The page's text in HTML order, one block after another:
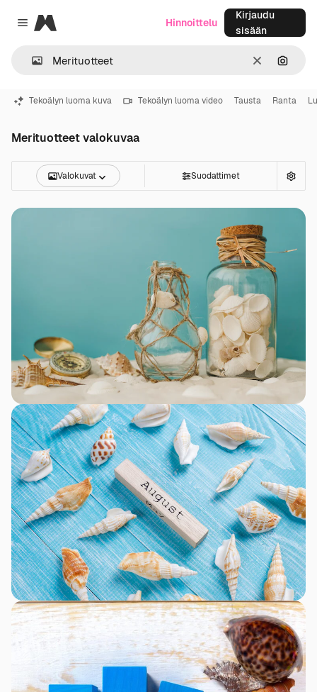
Close menu
Magnific
SelkeäHae
Hinnoittelu
Kirjaudu
sisään
Tekoälyn luoma kuva Tekoälyn luoma video Tausta Ranta
Merituotteet valokuvaa
Valokuvat Suodattimet